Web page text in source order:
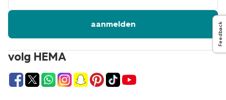
volg HEMA
aanmelden Feedback